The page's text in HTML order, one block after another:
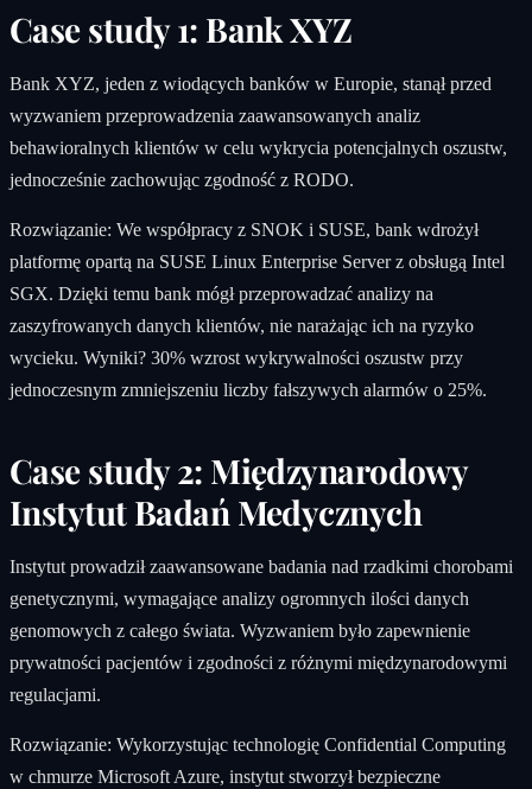
Case study 1: Bank XYZ
Bank XYZ, jeden z wiodących banków w Europie, stanął przed
wyzwaniem przeprowadzenia zaawansowanych analiz
behawioralnych klientów w celu wykrycia potencjalnych oszustw,
jednocześnie zachowując zgodność z RODO.
Rozwiązanie: We współpracy z SNOK i SUSE, bank wdrożył
platformę opartą na SUSE Linux Enterprise Server z obsługą Intel
SGX. Dzięki temu bank mógł przeprowadzać analizy na
zaszyfrowanych danych klientów, nie narażając ich na ryzyko
wycieku. Wyniki? 30% wzrost wykrywalności oszustw przy
jednoczesnym zmniejszeniu liczby fałszywych alarmów o 25%.
Case study 2: Międzynarodowy
Instytut Badań Medycznych
Instytut prowadził zaawansowane badania nad rzadkimi chorobami
genetycznymi, wymagające analizy ogromnych ilości danych
genomowych z całego świata. Wyzwaniem było zapewnienie
prywatności pacjentów i zgodności z różnymi międzynarodowymi
regulacjami.
Rozwiązanie: Wykorzystując technologię Confidential Computing
w chmurze Microsoft Azure, instytut stworzył bezpieczne